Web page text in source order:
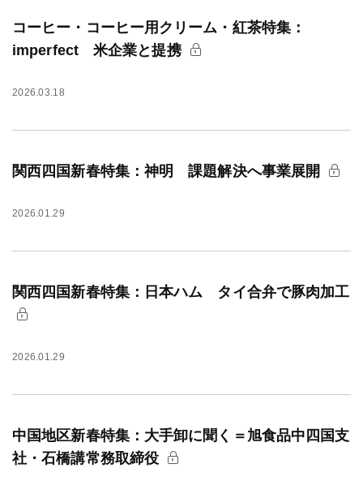
コーヒー・コーヒー用クリーム・紅茶特集：
imperfect 米企業と提携
2026.03.18
関西四国新春特集：神明 課題解決へ事業展開
2026.01.29
関西四国新春特集：日本ハム タイ合弁で豚肉加工
2026.01.29
中国地区新春特集：大手卸に聞く＝旭食品中四国支
社・石橋講常務取締役